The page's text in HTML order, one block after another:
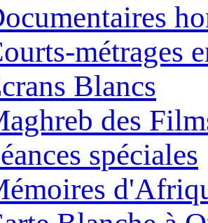
métrages
Blancs
des
spéciales